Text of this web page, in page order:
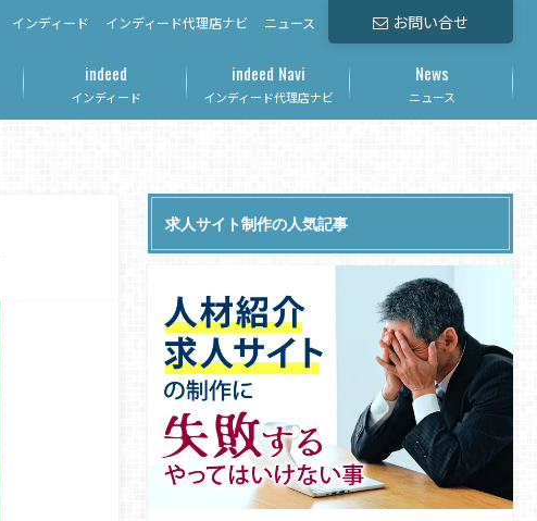
お問い合せ
インディード インディード代理店ナビ ニュース
インディード
indeed
インディード代理店ナビ
indeed Navi
ニュース
News
求人サイト制作の人気記事